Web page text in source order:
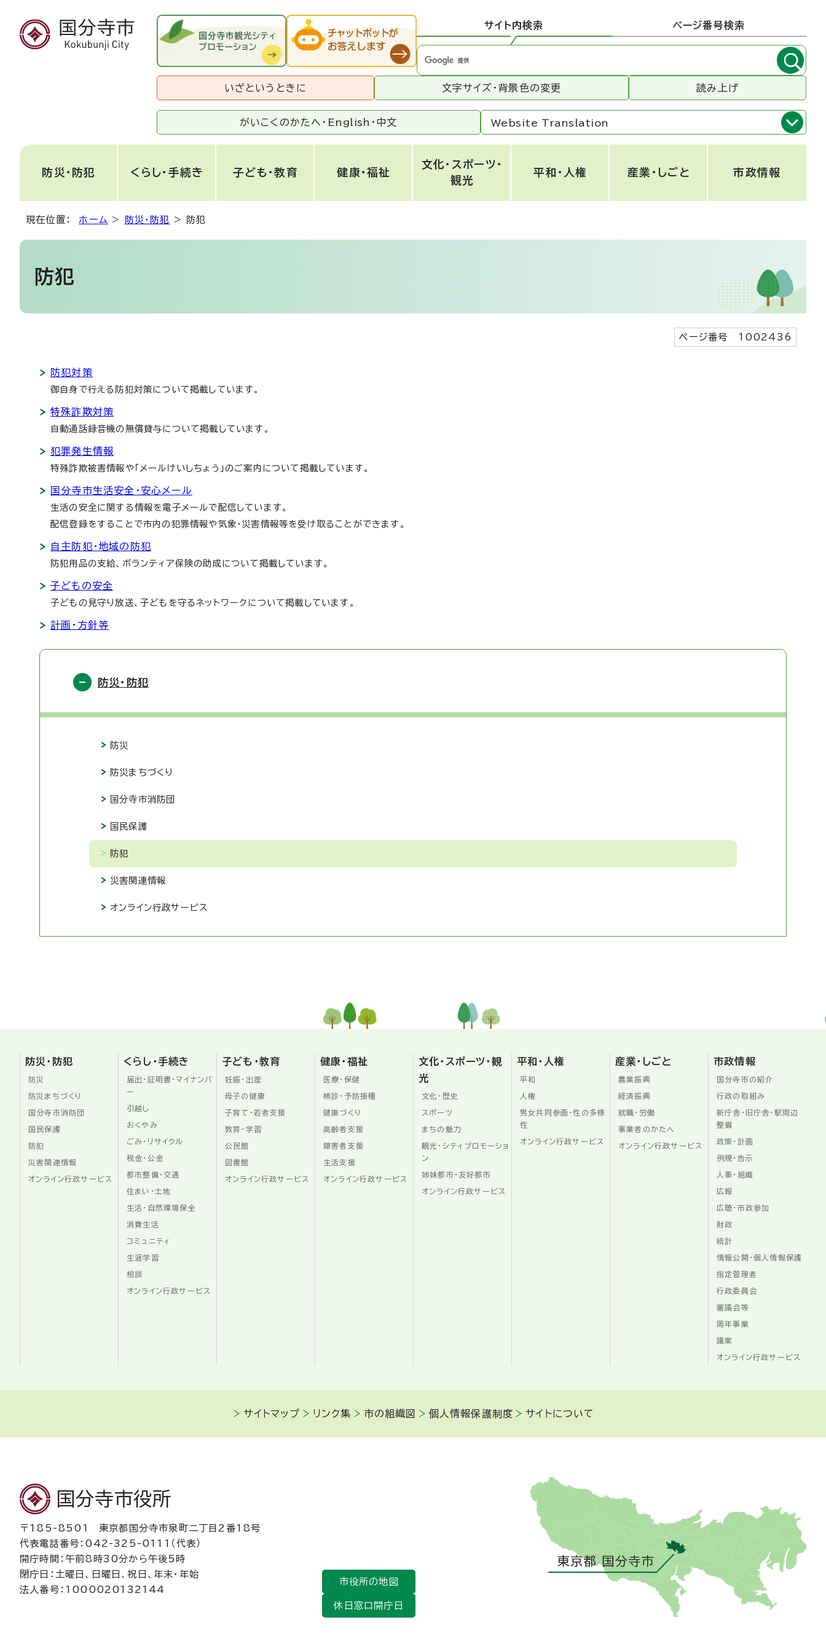
サイト内検索 ページ番号検索
いざというときに 文字サイズ・背景色の変更 読み上げ
がいこくのかたへ・ English ・ 中文 Website Translation
防災・防犯 くらし・手続き 子ども・教育 健康・福祉
文化・スポーツ・
観光
平和・人権 産業・しごと 市政情報
現在位置： ホーム > 防災・防犯 > 防犯
防犯
ページ番号 1002436
防犯対策
御自身で行える防犯対策について掲載しています。
特殊詐欺対策
自動通話録音機の無償貸与について掲載しています。
犯罪発生情報
特殊詐欺被害情報や「メールけいしちょう」のご案内について掲載しています。
国分寺市生活安全・安心メール
生活の安全に関する情報を電子メールで配信しています。
配信登録をすることで市内の犯罪情報や気象・災害情報等を受け取ることができます。
自主防犯・地域の防犯
防犯用品の支給、ボランティア保険の助成について掲載しています。
子どもの安全
子どもの見守り放送、子どもを守るネットワークについて掲載しています。
計画・方針等
防災・防犯
防災
防災まちづくり
国分寺市消防団
国民保護
防犯
災害関連情報
オンライン行政サービス
防災・防犯
防災
防災まちづくり
国分寺市消防団
国民保護
防犯
災害関連情報
オンライン行政サービス
くらし・手続き
届出・証明書・マイナンバ
ー
引越し
おくやみ
ごみ・リサイクル
税金・公金
都市整備・交通
住まい・土地
生活・自然環境保全
消費生活
コミュニティ
生涯学習
相談
オンライン行政サービス
子ども・教育
妊娠・出産
母子の健康
子育て・若者支援
教育・学習
公民館
図書館
オンライン行政サービス
健康・福祉
医療・保健
検診・予防接種
健康づくり
高齢者支援
障害者支援
生活支援
オンライン行政サービス
文化・スポーツ・観
光
文化・歴史
スポーツ
まちの魅力
観光・シティプロモーショ
ン
姉妹都市・友好都市
オンライン行政サービス
平和・人権
平和
人権
男女共同参画・性の多様
性
オンライン行政サービス
産業・しごと
農業振興
経済振興
就職・労働
事業者のかたへ
オンライン行政サービス
市政情報
国分寺市の紹介
行政の取組み
新庁舎・旧庁舎・駅周辺
整備
政策・計画
例規・告示
人事・組織
広報
広聴・市政参加
財政
統計
情報公開・個人情報保護
指定管理者
行政委員会
審議会等
周年事業
議案
オンライン行政サービス
サイトマップ リンク集 市の組織図 個人情報保護制度 サイトについて
国分寺市役所
〒185-8501 東京都国分寺市泉町二丁目2番18号
代表電話番号：042-325-0111（代表）
開庁時間：午前8時30分から午後5時
閉庁日：土曜日、日曜日、祝日、年末・年始
法人番号：1000020132144
市役所の地図
休日窓口開庁日